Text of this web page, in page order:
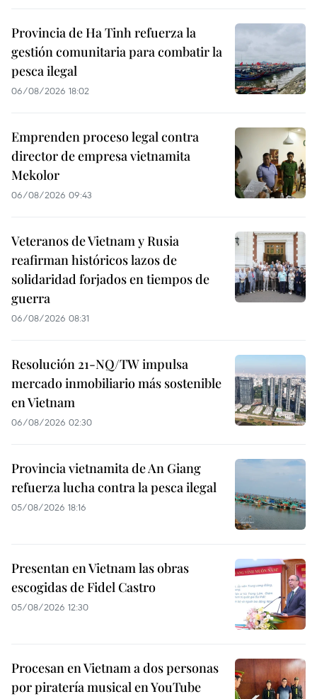
Provincia de Ha Tinh refuerza la
gestión comunitaria para combatir la
pesca ilegal
06/08/2026 18:02
Emprenden proceso legal contra
director de empresa vietnamita
Mekolor
06/08/2026 09:43
Veteranos de Vietnam y Rusia
reafirman históricos lazos de
solidaridad forjados en tiempos de
guerra
06/08/2026 08:31
Resolución 21-NQ/TW impulsa
mercado inmobiliario más sostenible
en Vietnam
06/08/2026 02:30
Provincia vietnamita de An Giang
refuerza lucha contra la pesca ilegal
05/08/2026 18:16
Presentan en Vietnam las obras
escogidas de Fidel Castro
05/08/2026 12:30
Procesan en Vietnam a dos personas
por piratería musical en YouTube